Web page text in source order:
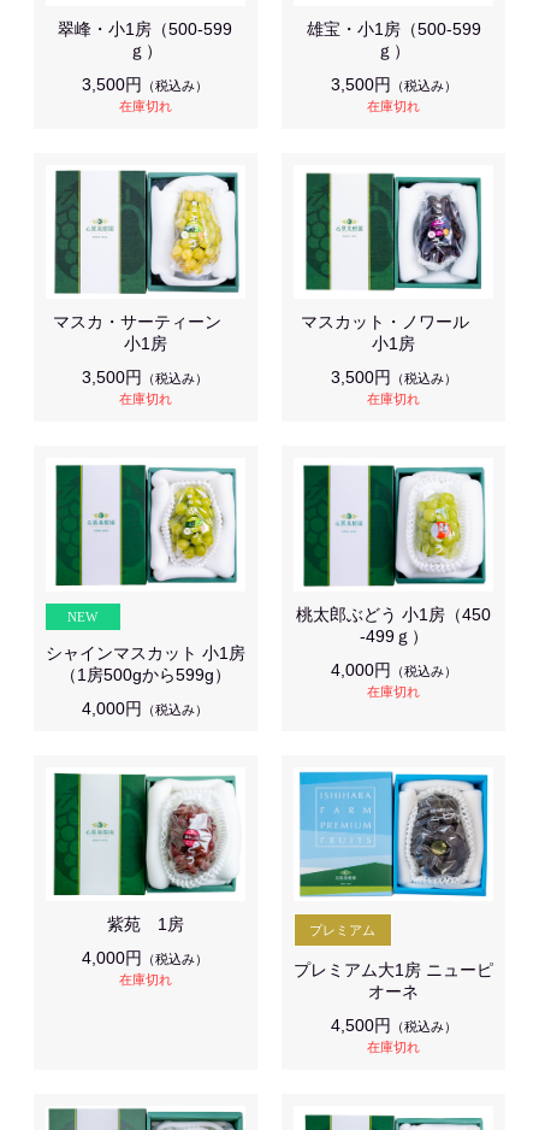
翠峰・小1房（500-599
ｇ）
3,500円
（税込み）
在庫切れ
雄宝・小1房（500-599
ｇ）
3,500円
（税込み）
在庫切れ
マスカ・サーティーン
小1房
3,500円
（税込み）
在庫切れ
マスカット・ノワール
小1房
3,500円
（税込み）
在庫切れ
シャインマスカット 小1房
（1房500gから599g）
4,000円
（税込み）
桃太郎ぶどう 小1房（450
-499ｇ）
4,000円
（税込み）
在庫切れ
紫苑 1房
4,000円
（税込み）
在庫切れ
プレミアム大1房 ニューピ
オーネ
4,500円
（税込み）
在庫切れ